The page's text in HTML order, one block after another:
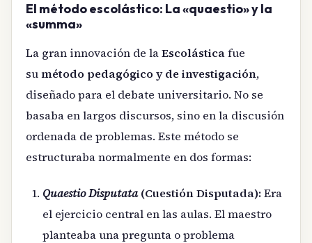
El método escolástico: La «quaestio» y la
«summa»
La gran innovación de laEscolásticafue
sumétodo pedagógico y de investigación,
diseñado para el debate universitario. No se
basaba en largos discursos, sino en la discusión
ordenada de problemas. Este método se
estructuraba normalmente en dos formas:
Quaestio Disputata(Cuestión Disputada):Era
el ejercicio central en las aulas. El maestro
planteaba una pregunta o problema